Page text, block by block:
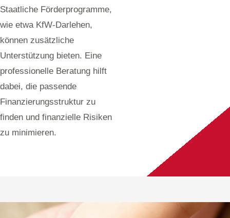
Staatliche Förderprogramme,
wie etwa KfW-Darlehen,
können zusätzliche
Unterstützung bieten. Eine
professionelle Beratung hilft
dabei, die passende
Finanzierungsstruktur zu
finden und finanzielle Risiken
zu minimieren.